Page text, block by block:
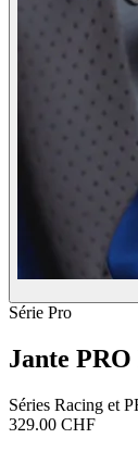
Série Pro
Jante
Séries Racing et
329.00 CHF